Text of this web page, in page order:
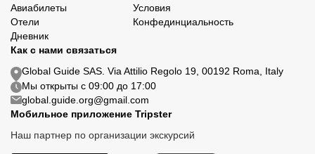
Авиабилеты
Отели
Дневник
Условия
Конфединциальность
Как с нами связаться
Global Guide SAS. Via Attilio Regolo 19, 00192 Roma, Italy
Мы открыты с 09:00 до 17:00
global.guide.org@gmail.com
Мобильное приложение Tripster
Наш партнер по организации экскурсий